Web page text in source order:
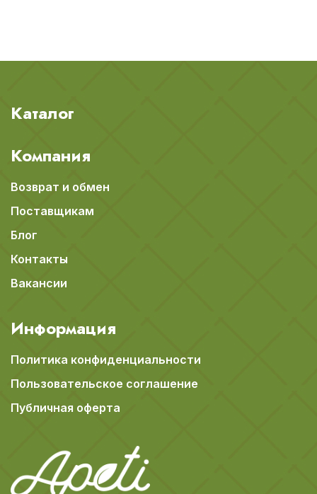
Каталог
Компания
Возврат и обмен
Поставщикам
Блог
Контакты
Вакансии
Информация
Политика конфиденциальности
Пользовательское соглашение
Публичная оферта